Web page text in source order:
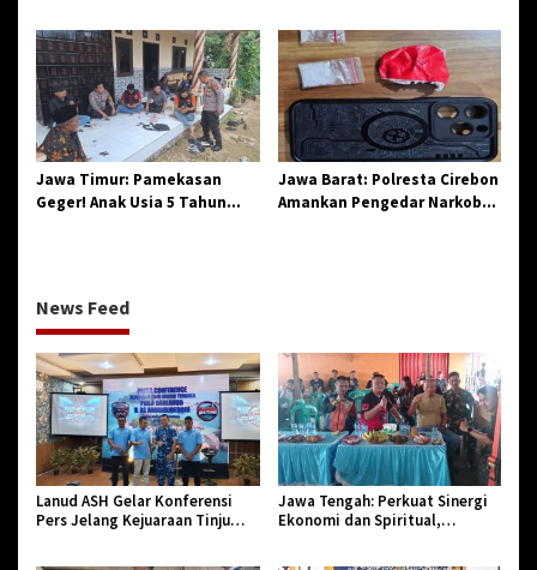
Penegasan Integritas
Aparatur Pendidikan dan
Birokrasi
Sinergi dan Pelestarian
Sejarah
Jawa Timur: Pamekasan
Geger! Anak Usia 5 Tahun
Jawa Barat: Polresta Cirebon
Amankan Pengedar Narkoba
News Feed
Lanud ASH Gelar Konferensi
Pers Jelang Kejuaraan Tinju
Jawa Tengah: Perkuat Sinergi
Ekonomi dan Spiritual,